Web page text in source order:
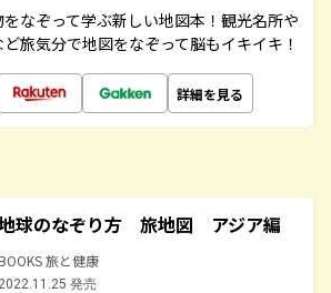
なぞって学ぶ新しい地図本！観光名所や
旅気分で地図をなぞって脳もイキイキ！
詳細を見る
球のなぞり方 旅地図 アジア編
旅と健康
2022.11.25 発売